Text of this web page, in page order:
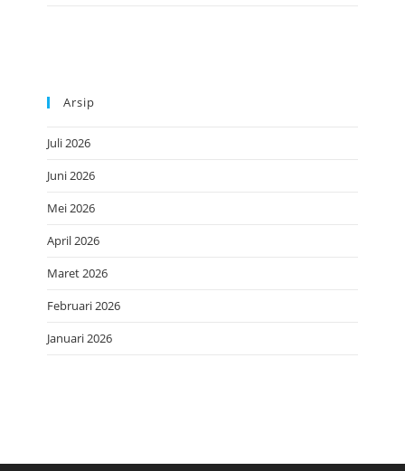
Arsip
Juli 2026
Juni 2026
Mei 2026
April 2026
Maret 2026
Februari 2026
Januari 2026